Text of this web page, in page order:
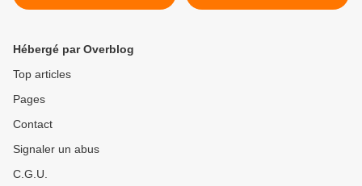
l'explosion ?
>
Hébergé par Overblog
Top articles
Pages
Contact
Signaler un abus
C.G.U.